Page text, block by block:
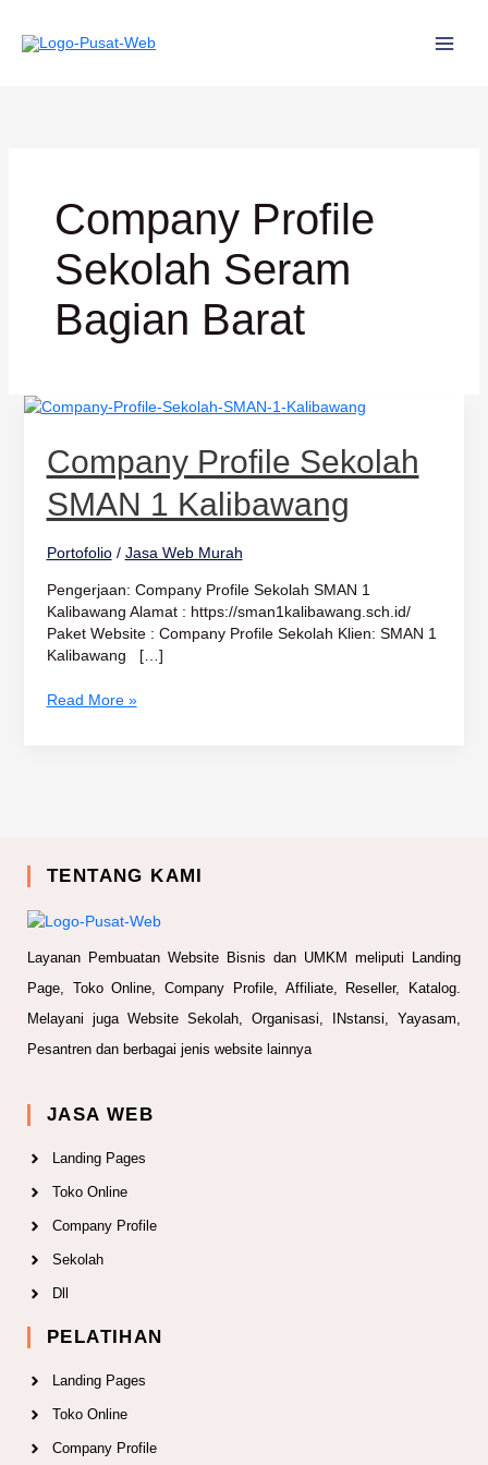
konten
Company Profile
Sekolah Seram
Bagian Barat
Company Profile Sekolah
SMAN 1 Kalibawang
Portofolio/ Jasa Web Murah
Pengerjaan: Company Profile Sekolah SMAN 1
Kalibawang Alamat : https://sman1kalibawang.sch.id/
Paket Website : Company Profile Sekolah Klien: SMAN 1
Kalibawang […]
Company
Sekolah
SMAN
1
Kalibawang
Read More »
TENTANG KAMI
Layanan Pembuatan Website Bisnis dan UMKM meliputi Landing
Page, Toko Online, Company Profile, Affiliate, Reseller, Katalog.
Melayani juga Website Sekolah, Organisasi, INstansi, Yayasam,
Pesantren dan berbagai jenis website lainnya
JASA WEB
Landing Pages
Toko Online
Company Profile
Sekolah
Dll
PELATIHAN
Landing Pages
Toko Online
Company Profile